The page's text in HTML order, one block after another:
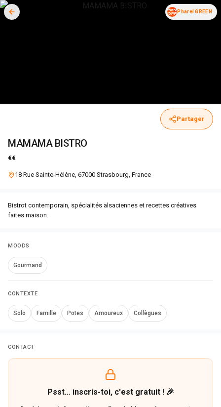
Pharel GREEN
Partager
MAMAMA BISTRO
€€
18 Rue Sainte-Hélène, 67000 Strasbourg, France
Bistrot contemporain, spécialités alsaciennes et recettes créatives
faites maison.
MOODS
Gourmand
CONTEXTE
Solo Famille Potes Amoureux Collègues
CONTACT
Psst… inscris-toi, c'est gratuit ! 🎉